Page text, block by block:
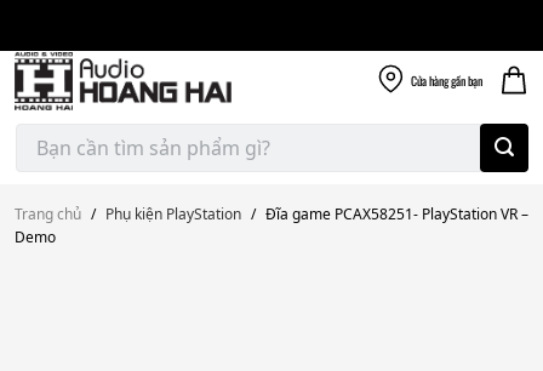
content
Cửa hànggần bạn
Tìm
kiếm:
Trang chủ / Phụ kiện PlayStation / Đĩa game PCAX58251- PlayStation VR –
Demo